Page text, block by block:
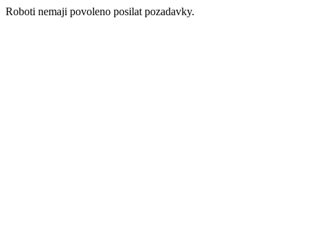
Roboti nemaji povoleno posilat pozadavky.